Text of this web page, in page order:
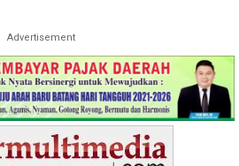
Advertisement